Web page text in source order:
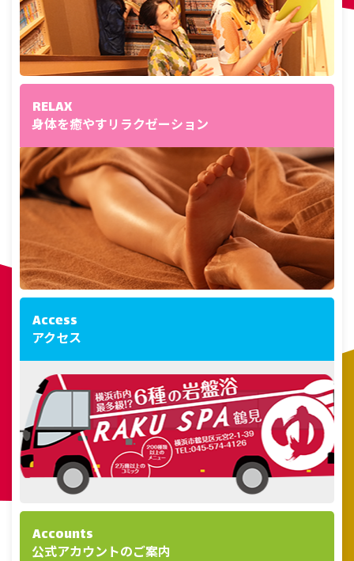
RELAX
身体を癒やすリラクゼーション
Access
アクセス
Accounts
公式アカウントのご案内